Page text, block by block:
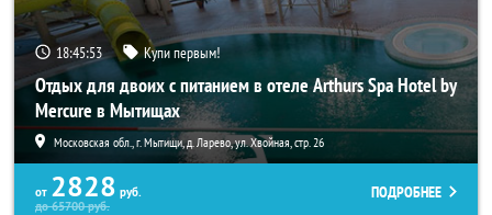
18:45:52 Купи первым!
Отдых для двоих с питанием в отеле Arthurs Spa Hotel by
Mercure в Мытищах
Московская обл., г. Мытищи, д. Ларево, ул. Хвойная, стр. 26
от 2828 руб.
до65700руб.
ПОДРОБНЕЕ